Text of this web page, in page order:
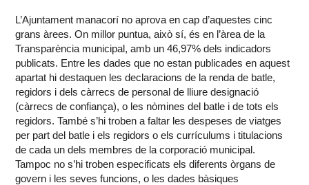
L’Ajuntament manacorí no aprova en cap d’aquestes cinc
grans àrees. On millor puntua, això sí, és en l’àrea de la
Transparència municipal, amb un 46,97% dels indicadors
publicats. Entre les dades que no estan publicades en aquest
apartat hi destaquen les declaracions de la renda de batle,
regidors i dels càrrecs de personal de lliure designació
(càrrecs de confiança), o les nòmines del batle i de tots els
regidors. També s’hi troben a faltar les despeses de viatges
per part del batle i els regidors o els currículums i titulacions
de cada un dels membres de la corporació municipal.
Tampoc no s’hi troben especificats els diferents òrgans de
govern i les seves funcions, o les dades bàsiques